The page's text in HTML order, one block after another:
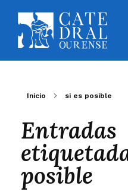
Inicio si es posible
Entradas
posible